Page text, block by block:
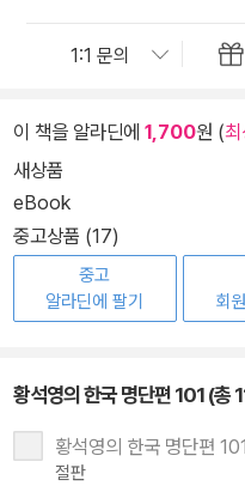
이 책을 알라딘에 1,700원 (
새상품
eBook
중고상품 (17)
중고
알라딘에 팔기
회
황석영의 한국 명단편 101 (총
황석영의 한국 명단편
절판